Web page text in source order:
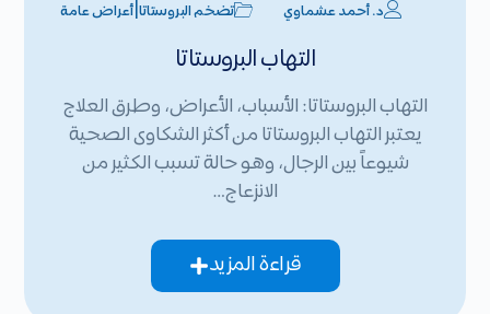
د. أحمد عشماوي تضخم البروستاتا أعراض عامة
التهاب البروستاتا
التهاب البروستاتا: الأسباب، الأعراض، وطرق العلاج
يعتبر التهاب البروستاتا من أكثر الشكاوى الصحية
شيوعاً بين الرجال، وهو حالة تسبب الكثير من
الانزعاج…
قراءة المزيد